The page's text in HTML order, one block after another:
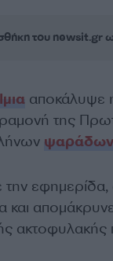
του newsit.gr
αποκάλυψε
της
ψαράδων
και
ακτοφυλακής